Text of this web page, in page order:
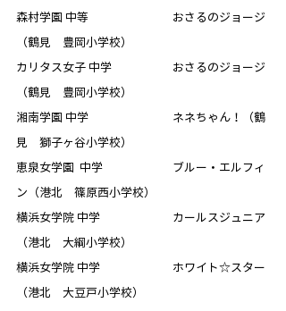
森村学園 中等　　　　　　　 おさるのジョージ
（鶴見　豊岡小学校）
カリタス女子 中学　　　　　 おさるのジョージ
（鶴見　豊岡小学校）
湘南学園 中学　　　　　　　 ネネちゃん！（鶴
見　獅子ヶ谷小学校）
恵泉女学園  中学　　　　　　ブルー・エルフィ
ン（港北　篠原西小学校）
横浜女学院 中学　　　　　　 カールスジュニア
（港北　大綱小学校）
横浜女学院 中学　　　　　　 ホワイト☆スター
（港北　大豆戸小学校）